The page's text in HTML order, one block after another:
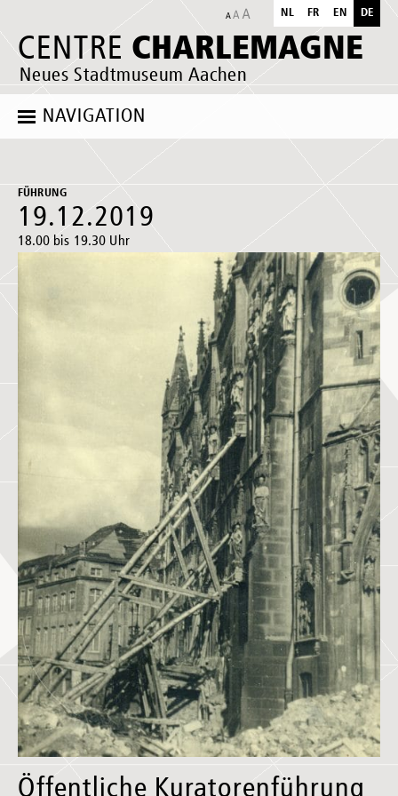
CENTRE CHARLEMAGNE
Neues Stadtmuseum Aachen
NL FR EN DE
NAVIGATION
FÜHRUNG
19.12.2019
18.00 bis 19.30 Uhr
Öffentliche Kuratorenführung